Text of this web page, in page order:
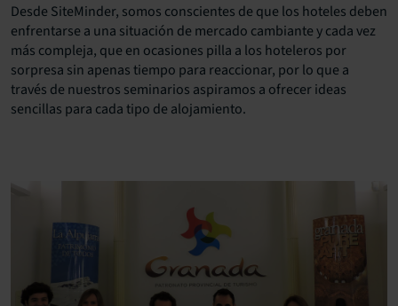
Desde SiteMinder, somos conscientes de que los hoteles deben
enfrentarse a una situación de mercado cambiante y cada vez
más compleja, que en ocasiones pilla a los hoteleros por
sorpresa sin apenas tiempo para reaccionar, por lo que a
través de nuestros seminarios aspiramos a ofrecer ideas
sencillas para cada tipo de alojamiento.